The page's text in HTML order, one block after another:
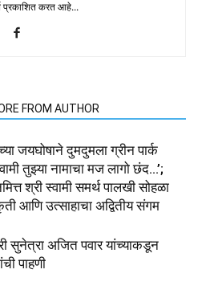
प्रकाशित करत आहे...
FROM AUTHOR
जयघोषाने दुमदुमला ग्रीन पार्क
तुझ्या नामाचा मज लागो छंद…’;
श्री स्वामी समर्थ पालखी सोहळा
आणि उत्साहाचा अद्वितीय संगम
सुनेत्रा अजित पवार यांच्याकडून
पाहणी